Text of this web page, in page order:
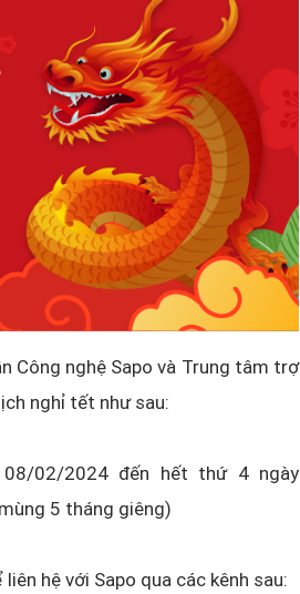
Công nghệ Sapo và Trung tâm trợ
nghỉ tết như sau:
02/2024 đến hết thứ 4 ngày
5 tháng giêng)
hệ với Sapo qua các kênh sau: